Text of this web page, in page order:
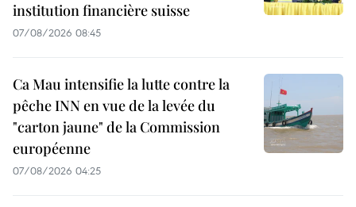
institution financière suisse
07/08/2026 08:45
Ca Mau intensifie la lutte contre la
pêche INN en vue de la levée du
"carton jaune" de la Commission
européenne
07/08/2026 04:25